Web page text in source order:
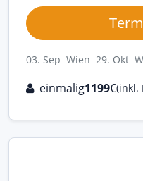
03. Sep Wien 29. Okt
einmalig1199€(inkl.